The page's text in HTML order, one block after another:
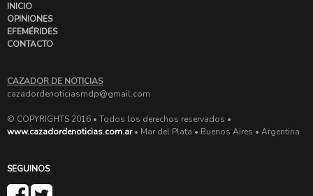
INICIO
OPINIONES
EFEMÉRIDES
CONTACTO
CAZADOR DE NOTICIAS
cazadordenoticiasmdp@gmail.com
© COPYRIGHTS 2016 • Todos los derechos reservados •
www.cazadordenoticias.com.ar• Mar del Plata • Buenos Aires • Argentina
SEGUINOS